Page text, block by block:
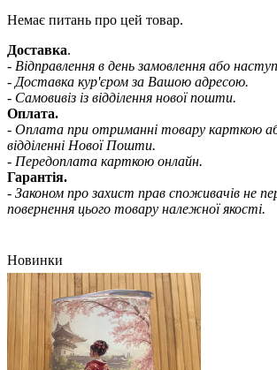
Немає питань про цей товар.
Доставка.
- Відправлення в день замовлення або
- Доставка кур'єром за Вашою адресою.
- Самовивіз із відділення нової пошти.
Оплата.
- Оплата при отриманні товару карткою
відділенні Нової Пошти.
- Передоплата карткою онлайн.
Гарантія.
- Законом про захист прав споживачів не
повернення цього товару належної якості.
Новинки